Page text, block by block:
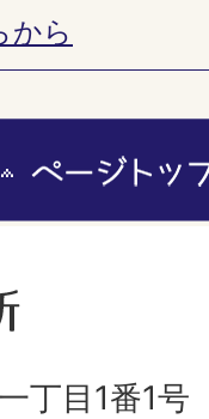
から
丁目1番1号